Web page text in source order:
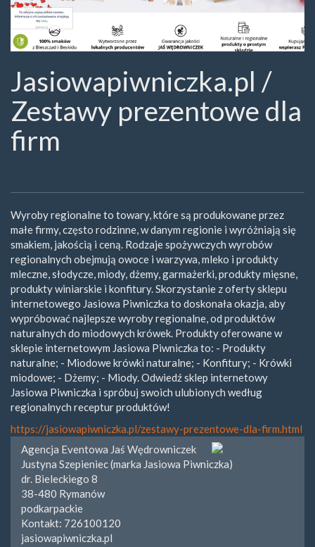
jasiowapiwniczka.pl
Jasiowapiwniczka.pl /
Zestawy prezentowe dla
firm
Wyroby regionalne to towary, które są produkowane przez
małe firmy, często rodzinne, w danym regionie i wyróżniają się
smakiem, jakością i ceną. Rodzaje spożywczych wyrobów
regionalnych obejmują owoce i warzywa, mleko i produkty
mleczne, słodycze, miody, dżemy, garmażerki, produkty mięsne,
produkty winiarskie i konfitury. Skorzystanie z oferty sklepu
internetowego Jasiowa Piwniczka to doskonała okazja, aby
wypróbować najlepsze wyroby regionalne, od produktów
naturalnych do miodowych krówek. Produkty oferowane w
sklepie internetowym Jasiowa Piwniczka to: - Produkty
naturalne; - Miodowe krówki naturalne; - Konfitury; - Krówki
miodowe; - Dżemy; - Miody. Odwiedź sklep internetowy
Jasiowa Piwniczka i spróbuj swoich ulubionych według
regionalnych receptur produktów!
https://jasiowapiwniczka.pl/zestawy-prezentowe-dla-firm.html
Agencja Eventowa Jaś Wędrowniczek
Justyna Szepieniec (marka Jasiowa Piwniczka)
dr. Bieleckiego 8
38-480 Rymanów
podkarpackie
Kontakt: 726100120
jasiowapiwniczka.pl